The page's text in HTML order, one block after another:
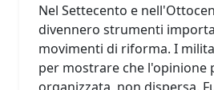
Nel Settecento e
divennero strumenti
movimenti di riforma. I
per mostrare che l'opinione